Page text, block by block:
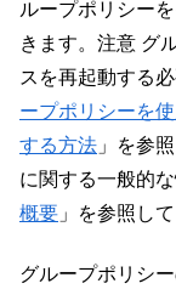
ループポリシー
きます。注意 グ
スを再起動する
ープポリシーを
する方法 」を参
に関する一般的
概要 」を参照し
グループポリシ